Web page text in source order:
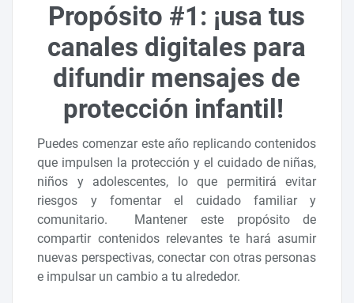
Propósito #1: ¡usa tus
canales digitales para
difundir mensajes de
protección infantil!
Puedes comenzar este año replicando contenidos
que impulsen la protección y el cuidado de niñas,
niños y adolescentes, lo que permitirá evitar
riesgos y fomentar el cuidado familiar y
comunitario. Mantener este propósito de
compartir contenidos relevantes te hará asumir
nuevas perspectivas, conectar con otras personas
e impulsar un cambio a tu alrededor.